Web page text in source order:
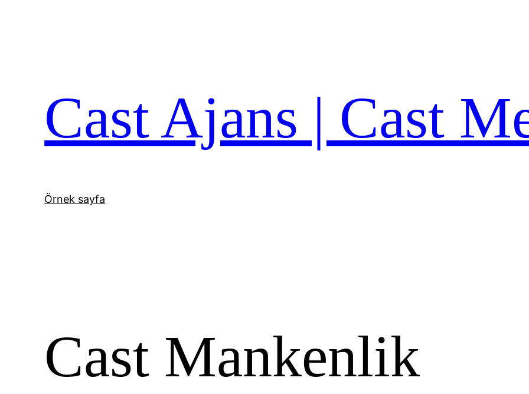
Cast Ajans | Cast
Örnek sayfa
Cast Mankenlik